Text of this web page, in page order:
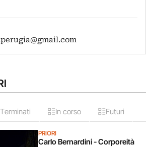
Terminati In corso Futuri
PRIORI
Carlo Bernardini - Corporeità